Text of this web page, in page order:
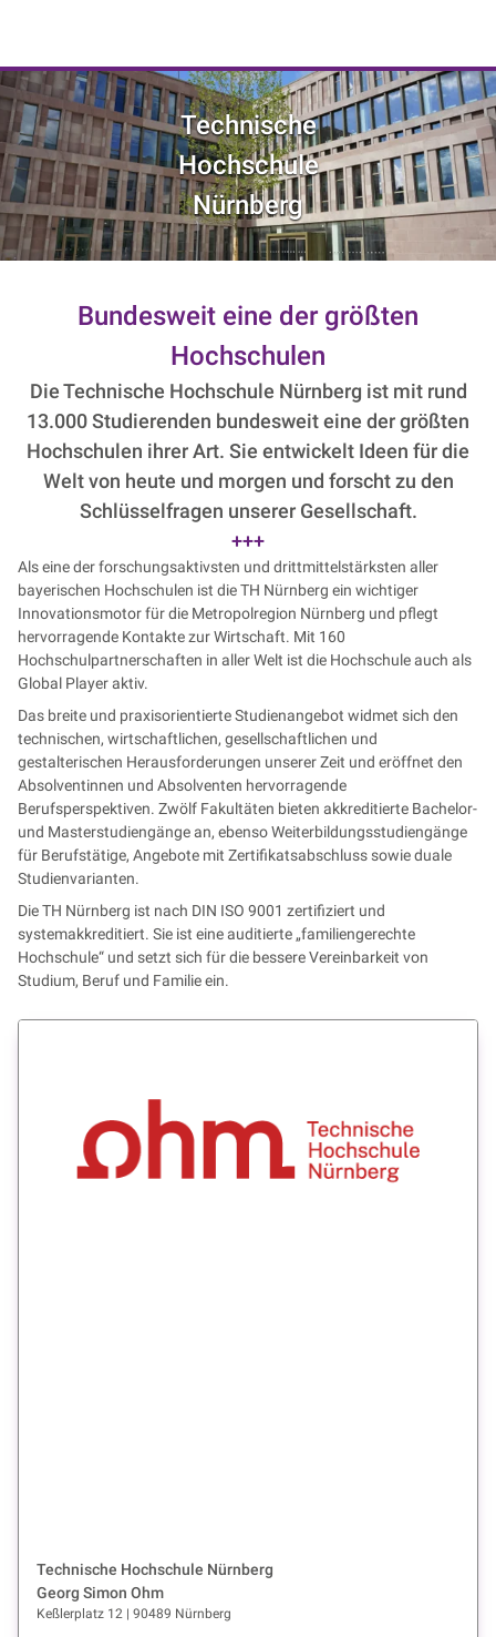
Technische
Hochschule
Nürnberg
Bundesweit eine der größten
Hochschulen
Die Technische Hochschule Nürnberg ist mit rund
13.000 Studierenden bundesweit eine der größten
Hochschulen ihrer Art. Sie entwickelt Ideen für die
Welt von heute und morgen und forscht zu den
Schlüsselfragen unserer Gesellschaft.
+++
Als eine der forschungsaktivsten und drittmittelstärksten aller
bayerischen Hochschulen ist die TH Nürnberg ein wichtiger
Innovationsmotor für die Metropolregion Nürnberg und pflegt
hervorragende Kontakte zur Wirtschaft. Mit 160
Hochschulpartnerschaften in aller Welt ist die Hochschule auch als
Global Player aktiv.
Das breite und praxisorientierte Studienangebot widmet sich den
technischen, wirtschaftlichen, gesellschaftlichen und
gestalterischen Herausforderungen unserer Zeit und eröffnet den
Absolventinnen und Absolventen hervorragende
Berufsperspektiven. Zwölf Fakultäten bieten akkreditierte Bachelor-
und Masterstudiengänge an, ebenso Weiterbildungsstudiengänge
für Berufstätige, Angebote mit Zertifikatsabschluss sowie duale
Studienvarianten.
Die TH Nürnberg ist nach DIN ISO 9001 zertifiziert und
systemakkreditiert. Sie ist eine auditierte „familiengerechte
Hochschule“ und setzt sich für die bessere Vereinbarkeit von
Studium, Beruf und Familie ein.
Technische Hochschule Nürnberg
Georg Simon Ohm
Keßlerplatz 12 | 90489 Nürnberg